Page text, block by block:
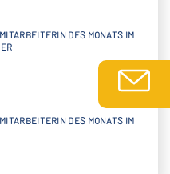
DES MONATS IM
DES MONATS IM